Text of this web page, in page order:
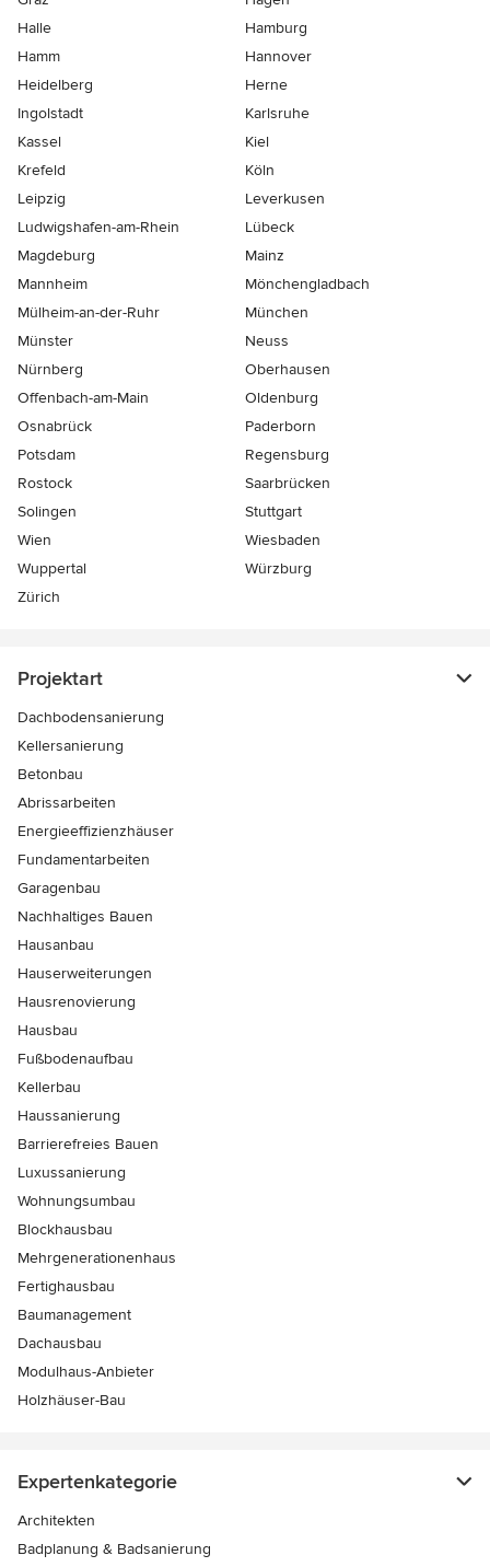
Halle
Hamburg
Hamm
Hannover
Heidelberg
Herne
Ingolstadt
Karlsruhe
Kassel
Kiel
Krefeld
Köln
Leipzig
Leverkusen
Ludwigshafen-am-Rhein
Lübeck
Magdeburg
Mainz
Mannheim
Mönchen­gladbach
Mülheim-an-der-Ruhr
München
Münster
Neuss
Nürnberg
Oberhausen
Offenbach-am-Main
Oldenburg
Osnabrück
Paderborn
Potsdam
Regensburg
Rostock
Saarbrücken
Solingen
Stuttgart
Wien
Wiesbaden
Wuppertal
Würzburg
Zürich
Projektart
Dachbodensanierung
Kellersanierung
Betonbau
Abrissarbeiten
Energieeffizienzhäuser
Fundamentarbeiten
Garagenbau
Nachhaltiges Bauen
Hausanbau
Hauserweiterungen
Hausrenovierung
Hausbau
Fußbodenaufbau
Kellerbau
Haussanierung
Barrierefreies Bauen
Luxussanierung
Wohnungsumbau
Blockhausbau
Mehrgenerationenhaus
Fertighausbau
Baumanagement
Dachausbau
Modulhaus-Anbieter
Holzhäuser-Bau
Expertenkategorie
Architekten
Badplanung & Badsanierung